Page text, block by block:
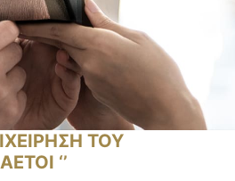
ΤΟΥ
‘’